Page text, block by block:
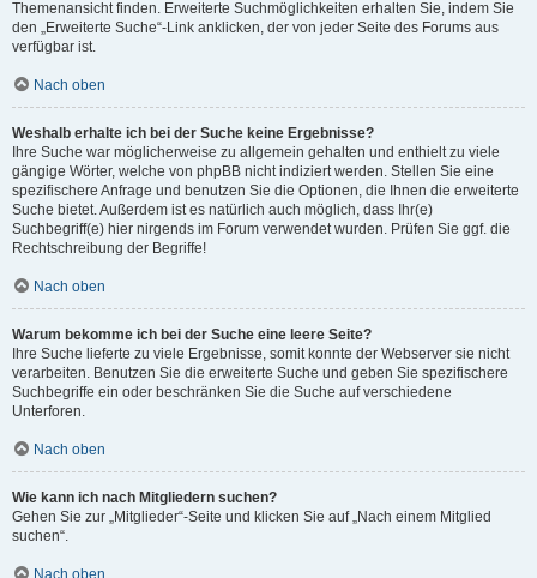
Themenansicht finden. Erweiterte Suchmöglichkeiten erhalten Sie, indem Sie
den „Erweiterte Suche“-Link anklicken, der von jeder Seite des Forums aus
verfügbar ist.
Nach oben
Weshalb erhalte ich bei der Suche keine Ergebnisse?
Ihre Suche war möglicherweise zu allgemein gehalten und enthielt zu viele
gängige Wörter, welche von phpBB nicht indiziert werden. Stellen Sie eine
spezifischere Anfrage und benutzen Sie die Optionen, die Ihnen die erweiterte
Suche bietet. Außerdem ist es natürlich auch möglich, dass Ihr(e)
Suchbegriff(e) hier nirgends im Forum verwendet wurden. Prüfen Sie ggf. die
Rechtschreibung der Begriffe!
Nach oben
Warum bekomme ich bei der Suche eine leere Seite?
Ihre Suche lieferte zu viele Ergebnisse, somit konnte der Webserver sie nicht
verarbeiten. Benutzen Sie die erweiterte Suche und geben Sie spezifischere
Suchbegriffe ein oder beschränken Sie die Suche auf verschiedene
Unterforen.
Nach oben
Wie kann ich nach Mitgliedern suchen?
Gehen Sie zur „Mitglieder“-Seite und klicken Sie auf „Nach einem Mitglied
suchen“.
Nach oben